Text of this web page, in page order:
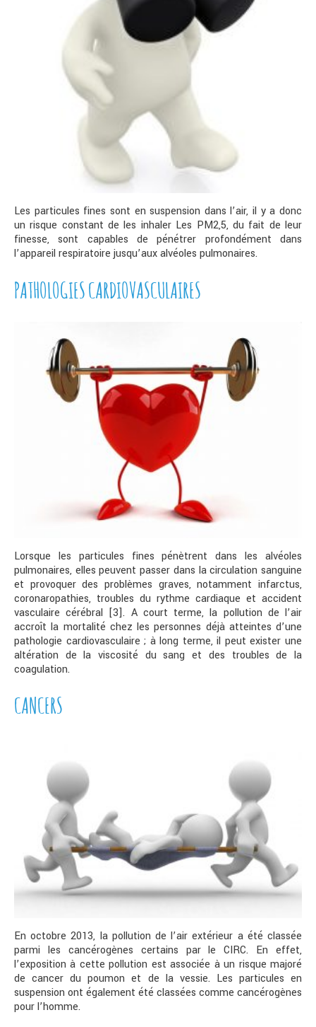
Les particules fines sont en suspension dans l’air, il y a donc
un risque constant de les inhaler Les PM2,5, du fait de leur
finesse, sont capables de pénétrer profondément dans
l’appareil respiratoire jusqu’aux alvéoles pulmonaires.
PATHOLOGIES CARDIOVASCULAIRES
Lorsque les particules fines pénètrent dans les alvéoles
pulmonaires, elles peuvent passer dans la circulation sanguine
et provoquer des problèmes graves, notamment infarctus,
coronaropathies, troubles du rythme cardiaque et accident
vasculaire cérébral [3]. A court terme, la pollution de l’air
accroît la mortalité chez les personnes déjà atteintes d’une
pathologie cardiovasculaire ; à long terme, il peut exister une
altération de la viscosité du sang et des troubles de la
coagulation.
CANCERS
En octobre 2013, la pollution de l’air extérieur a été classée
parmi les cancérogènes certains par le CIRC. En effet,
l’exposition à cette pollution est associée à un risque majoré
de cancer du poumon et de la vessie. Les particules en
suspension ont également été classées comme cancérogènes
pour l’homme.